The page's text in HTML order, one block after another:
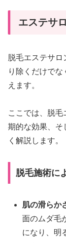
エステサ
脱毛エステサ
り除くだけで
えます。
ここでは、脱
期的な効果、そ
く解説します。
脱毛施術に
肌の滑らか
面のムダ毛
になり、明